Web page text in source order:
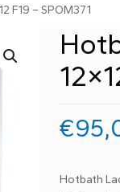
F19 – SPOM371
€
Hotbath